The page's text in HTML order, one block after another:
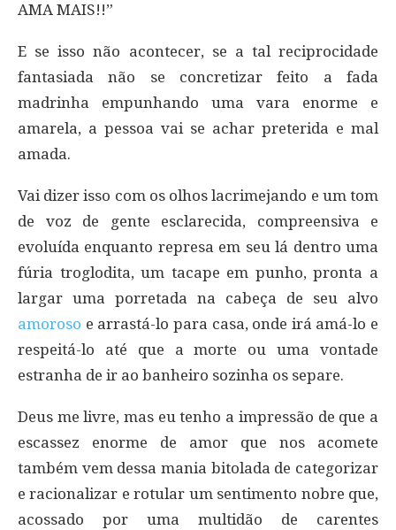
AMA MAIS!!”
E se isso não acontecer, se a tal reciprocidade
fantasiada não se concretizar feito a fada
madrinha empunhando uma vara enorme e
amarela, a pessoa vai se achar preterida e mal
amada.
Vai dizer isso com os olhos lacrimejando e um tom
de voz de gente esclarecida, compreensiva e
evoluída enquanto represa em seu lá dentro uma
fúria troglodita, um tacape em punho, pronta a
largar uma porretada na cabeça de seu alvo
amoroso e arrastá-lo para casa, onde irá amá-lo e
respeitá-lo até que a morte ou uma vontade
estranha de ir ao banheiro sozinha os separe.
Deus me livre, mas eu tenho a impressão de que a
escassez enorme de amor que nos acomete
também vem dessa mania bitolada de categorizar
e racionalizar e rotular um sentimento nobre que,
acossado por uma multidão de carentes